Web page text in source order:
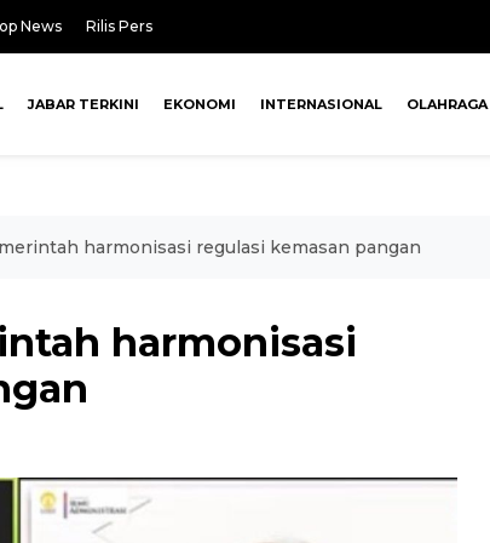
News Rilis Pers
JABAR TERKINI EKONOMI INTERNASIONAL OLAHRAGA
harmonisasi regulasi kemasan pangan
harmonisasi